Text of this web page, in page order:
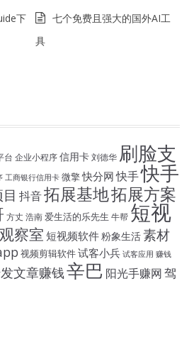
下
七个免费且强大的国外AI工
具
台 企业小程序信用卡刘德华 刷脸支
工商银行信用卡 微擎快分网 快手快手
抖音拓展基地拓展方案
方丈 浩南爱生活的乐先生 牛帮 短视
察室短视频软件粉象生活素材
视频剪辑软件试客小兵 试客应用 赚钱
文章赚钱辛巴 阳光手赚网驾